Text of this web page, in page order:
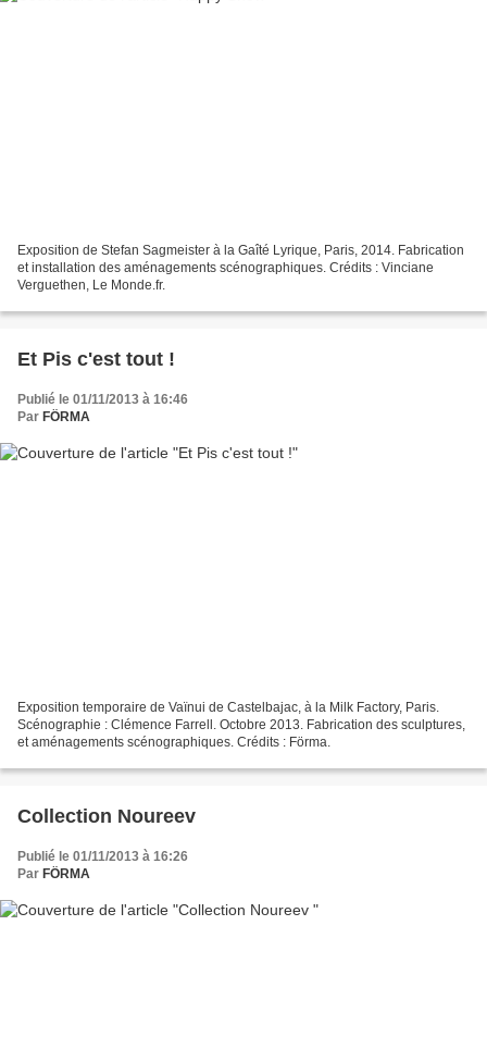
Exposition de Stefan Sagmeister à la Gaîté Lyrique, Paris, 2014. Fabrication
et installation des aménagements scénographiques. Crédits : Vinciane
Verguethen, Le Monde.fr.
Et Pis c'est tout !
Publié le 01/11/2013 à 16:46
Par FÖRMA
Exposition temporaire de Vaïnui de Castelbajac, à la Milk Factory, Paris.
Scénographie : Clémence Farrell. Octobre 2013. Fabrication des sculptures,
et aménagements scénographiques. Crédits : Förma.
Collection Noureev
Publié le 01/11/2013 à 16:26
Par FÖRMA